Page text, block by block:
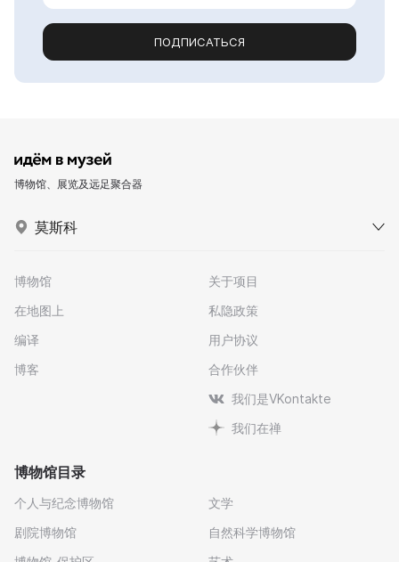
ПОДПИСАТЬСЯ
博物馆、展览及远足聚合器
莫斯科
博物馆
在地图上
编译
博客
关于项目
私隐政策
用户协议
合作伙伴
我们是VKontakte
我们在禅
博物馆目录
个人与纪念博物馆
剧院博物馆
文学
自然科学博物馆